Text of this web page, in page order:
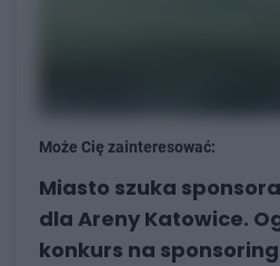
Może Cię zainteresować:
Miasto szuka
dla Areny Katowice.
konkurs na